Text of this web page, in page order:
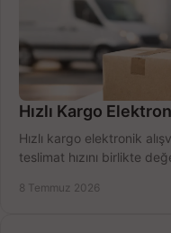
Hızlı Kargo
Hızlı kargo elektronik
teslimat hızını birlikte
8 Temmuz 2026